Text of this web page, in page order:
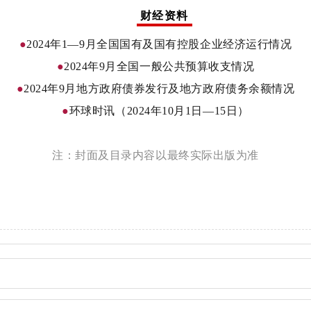
财经资料
●2024年1—9月全国国有及国有控股企业经济运行情况
●2024年9月全国一般公共预算收支情况
●2024年9月地方政府债券发行及地方政府债务余额情况
●环球时讯（2024年10月1日—15日）
注：封面及目录内容以最终实际出版为准